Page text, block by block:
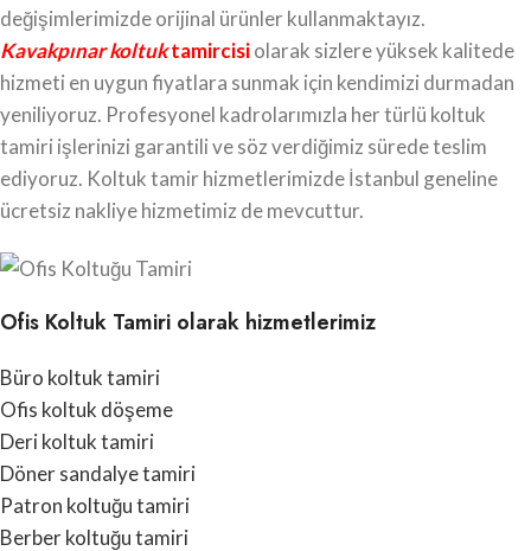
değişimlerimizde orijinal ürünler kullanmaktayız.
Kavakpınar koltuktamircisiolarak sizlere yüksek kalitede
hizmeti en uygun fiyatlara sunmak için kendimizi durmadan
yeniliyoruz. Profesyonel kadrolarımızla her türlü koltuk
tamiri işlerinizi garantili ve söz verdiğimiz sürede teslim
ediyoruz. Koltuk tamir hizmetlerimizde İstanbul geneline
ücretsiz nakliye hizmetimiz de mevcuttur.
Ofis Koltuk Tamiri olarak hizmetlerimiz
Büro koltuk tamiri
Ofis koltuk döşeme
Deri koltuk tamiri
Döner sandalye tamiri
Patron koltuğu tamiri
Berber koltuğu tamiri